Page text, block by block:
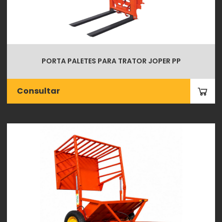
PORTA PALETES PARA TRATOR JOPER PP
Consultar